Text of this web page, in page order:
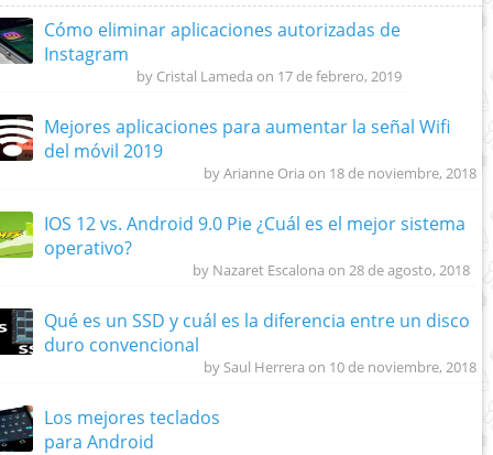
Cómo eliminar aplicaciones autorizadas de
Instagram
by Cristal Lameda on 17 de febrero, 2019
Mejores aplicaciones para aumentar la señal Wifi
del móvil 2019
by Arianne Oria on 18 de noviembre, 2018
IOS 12 vs. Android 9.0 Pie ¿Cuál es el mejor sistema
operativo?
by Nazaret Escalona on 28 de agosto, 2018
Qué es un SSD y cuál es la diferencia entre un disco
duro convencional
by Saul Herrera on 10 de noviembre, 2018
Los mejores teclados
para Android